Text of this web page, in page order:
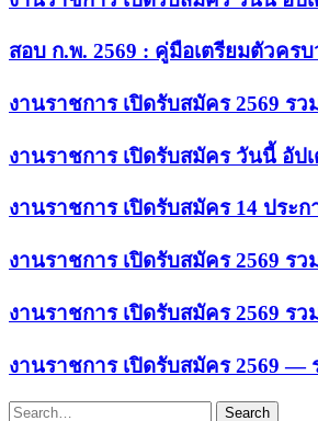
สอบ ก.พ. 2569 : คู่มือเตรียมตัวคร
งานราชการ เปิดรับสมัคร 2569
งานราชการ เปิดรับสมัคร วันนี้ อัป
งานราชการ เปิดรับสมัคร 14 ประก
งานราชการ เปิดรับสมัคร 2569 ร
งานราชการ เปิดรับสมัคร 2569 ร
งานราชการ เปิดรับสมัคร 2569
Search